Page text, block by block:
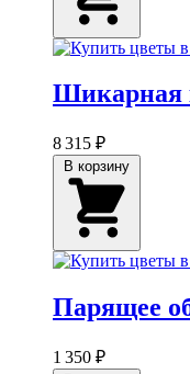
Шикарная
8 315 ₽
Парящее
1 350 ₽